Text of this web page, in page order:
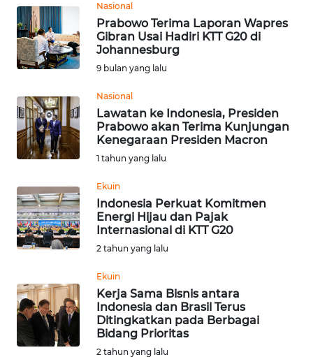
Nasional
Prabowo Terima Laporan Wapres
Gibran Usai Hadiri KTT G20 di
Johannesburg
9 bulan yang lalu
Nasional
Lawatan ke Indonesia, Presiden
Prabowo akan Terima Kunjungan
Kenegaraan Presiden Macron
1 tahun yang lalu
Ekuin
Indonesia Perkuat Komitmen
Energi Hijau dan Pajak
Internasional di KTT G20
2 tahun yang lalu
Ekuin
Kerja Sama Bisnis antara
Indonesia dan Brasil Terus
Ditingkatkan pada Berbagai
Bidang Prioritas
2 tahun yang lalu
EKUIN
SAINS-TEKNO
INTERNASIONAL
PENDIDIKAN
OLAHRAGA
OPINI
EDITORIAL